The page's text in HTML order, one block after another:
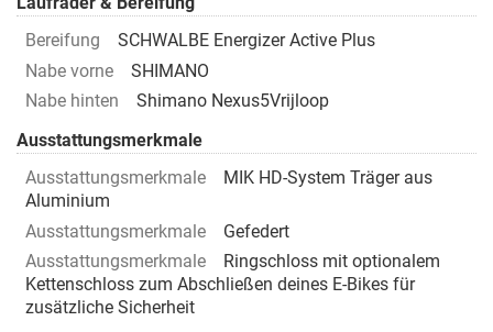
Bereifung
SCHWALBE Energizer Active Plus
Nabe vorne
SHIMANO
Nabe hinten
Shimano Nexus5Vrijloop
Ausstattungsmerkmale
Ausstattungsmerkmale
MIK HD-System Träger aus
Aluminium
Ausstattungsmerkmale
Gefedert
Ausstattungsmerkmale
Ringschloss mit optionalem
Kettenschloss zum Abschließen deines E-Bikes für
zusätzliche Sicherheit